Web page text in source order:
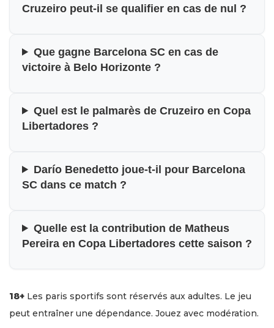
Cruzeiro peut-il se qualifier en cas de nul ?
Que gagne Barcelona SC en cas de
victoire à Belo Horizonte ?
Quel est le palmarès de Cruzeiro en Copa
Libertadores ?
Darío Benedetto joue-t-il pour Barcelona
SC dans ce match ?
Quelle est la contribution de Matheus
Pereira en Copa Libertadores cette saison ?
18+ Les paris sportifs sont réservés aux adultes. Le jeu
peut entraîner une dépendance. Jouez avec modération.